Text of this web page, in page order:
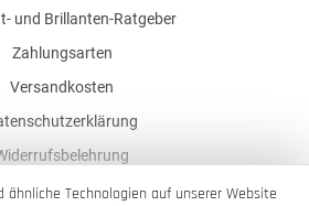
und Brillanten-Ratgeber
Zahlungsarten
Versandkosten
AGB
ähnliche Technologien auf unserer Website